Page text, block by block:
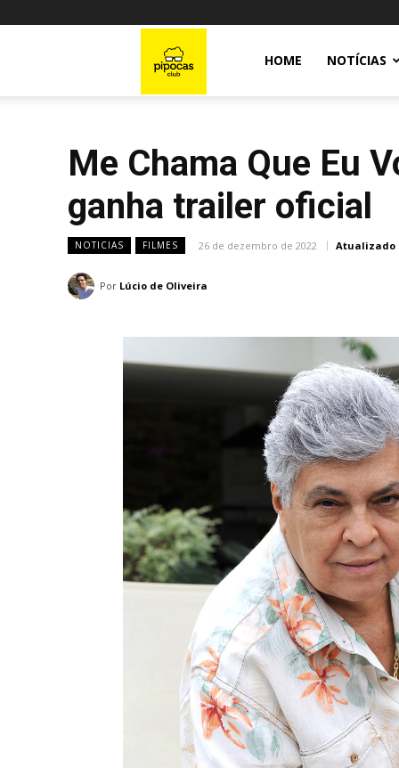
HOME NOTÍCIAS
Me Chama Que Eu
ganha trailer oficial
NOTICIAS FILMES 26 de dezembro de 2022 Atualizado
Por Lúcio de Oliveira